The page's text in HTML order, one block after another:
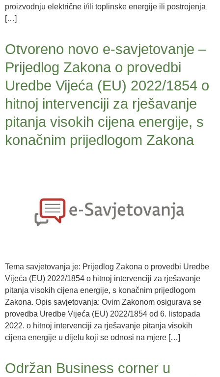
proizvodnju električne i/ili toplinske energije ili postrojenja
[…]
Otvoreno novo e-savjetovanje –
Prijedlog Zakona o provedbi
Uredbe Vijeća (EU) 2022/1854 o
hitnoj intervenciji za rješavanje
pitanja visokih cijena energije, s
konačnim prijedlogom Zakona
Tema savjetovanja je: Prijedlog Zakona o provedbi Uredbe
Vijeća (EU) 2022/1854 o hitnoj intervenciji za rješavanje
pitanja visokih cijena energije, s konačnim prijedlogom
Zakona. Opis savjetovanja: Ovim Zakonom osigurava se
provedba Uredbe Vijeća (EU) 2022/1854 od 6. listopada
2022. o hitnoj intervenciji za rješavanje pitanja visokih
cijena energije u dijelu koji se odnosi na mjere […]
Održan Business corner u